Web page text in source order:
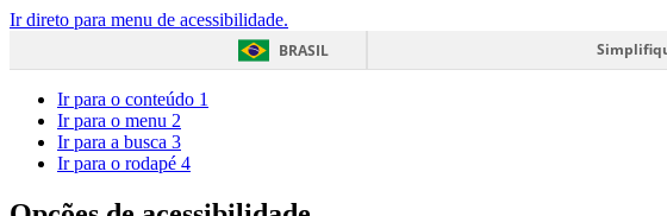
Ir direto para menu de acessibilidade.
BRASIL
Ir para o conteúdo 1
Ir para o menu 2
Ir para a busca 3
Ir para o rodapé 4